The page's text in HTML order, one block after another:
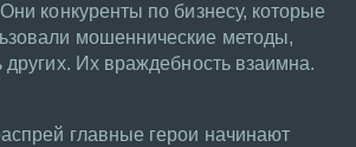
конкуренты по бизнесу, которые
мошеннические методы,
других. Их враждебность взаимна.
главные герои начинают